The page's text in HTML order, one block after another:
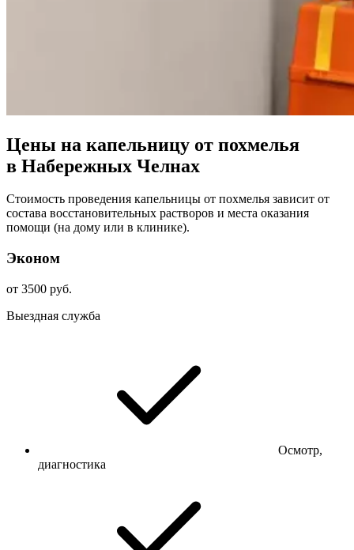
Цены на капельницу от похмелья
в Набережных Челнах
Стоимость проведения капельницы от похмелья зависит от
состава восстановительных растворов и места оказания
помощи (на дому или в клинике).
Эконом
от 3500 руб.
Выездная служба
Осмотр,
диагностика